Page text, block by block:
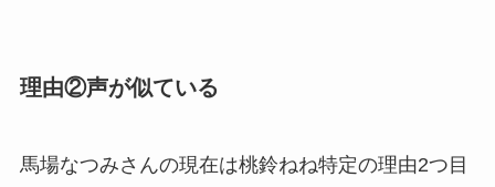
理由②声が似ている
馬場なつみさんの現在は桃鈴ねね特定の理由2つ目